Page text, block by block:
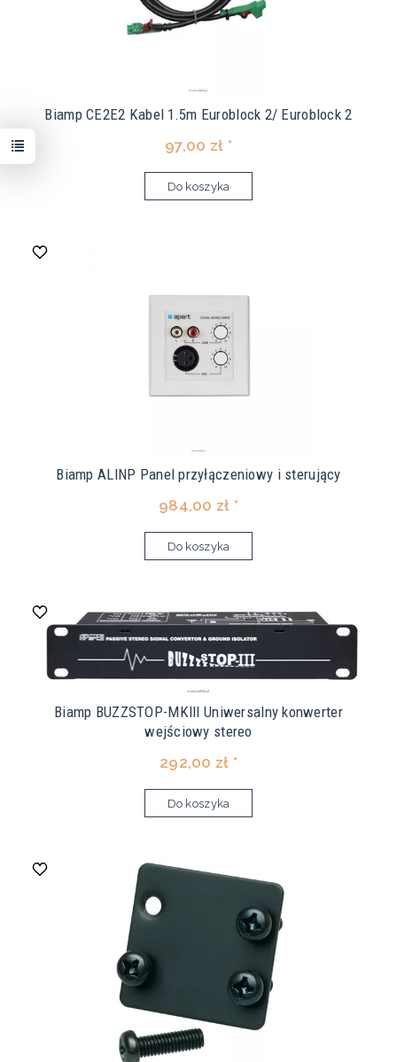
Biamp CE2E2 Kabel 1.5m Euroblock 2/ Euroblock 2
97,00 zł *
Do koszyka
Biamp ALINP Panel przyłączeniowy i sterujący
984,00 zł *
Do koszyka
Biamp BUZZSTOP-MKIII Uniwersalny konwerter
wejściowy stereo
292,00 zł *
Do koszyka